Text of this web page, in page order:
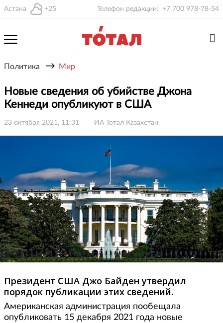
Астана +25 Телефон редакции: +7 700 978-78-54
Политика → Мир
Новые сведения об убийстве Джона
Кеннеди опубликуют в США
23 октября 2021, 11:31 ИА Тотал Казахстан
Президент США Джо Байден утвердил
порядок публикации этих сведений.
Американская администрация пообещала
опубликовать 15 декабря 2021 года новые